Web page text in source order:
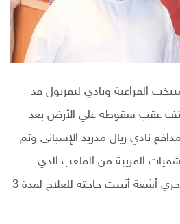
الفراعنة ونادي ليفربول قد
عقب سقوطه علي الأرض بعد
نادي ريال مدريد الإسباني وتم
القريبة من الملعب الذي
أحتضن اللقاء في كييف وأجري أشعة أثببت حاجته للعلاج لمدة 3